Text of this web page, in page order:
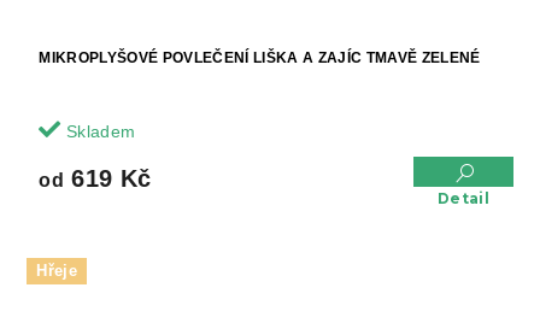
MIKROPLYŠOVÉ POVLEČENÍ LIŠKA A ZAJÍC TMAVĚ ZELENÉ
Skladem
od 619 Kč
Detail
Hřeje